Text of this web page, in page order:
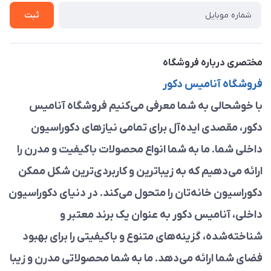
ثبت
مختصری درباره فروشگاه
فروشگاه آنامیس دکور
با خوشحالی به شما معرفی می‌کنیم فروشگاه آنامیس
دکور، مقصدی ایده‌آل برای تمامی نیازهای دکوراسیون
داخلی شما. ما به شما انواع محصولات باکیفیت و مدرن را
ارائه می‌دهیم که به زیباترین و کاربردی‌ترین شکل ممکن
دکوراسیون خانه‌تان را متحول می‌کند. در دنیای دکوراسیون
داخلی، آنامیس دکور به عنوان یک برند معتبر و
شناخته‌شده، گزینه‌های متنوع و باکیفیتی را برای بهبود
فضای شما ارائه می‌دهد. ما به شما محصولاتی مدرن و زیبا